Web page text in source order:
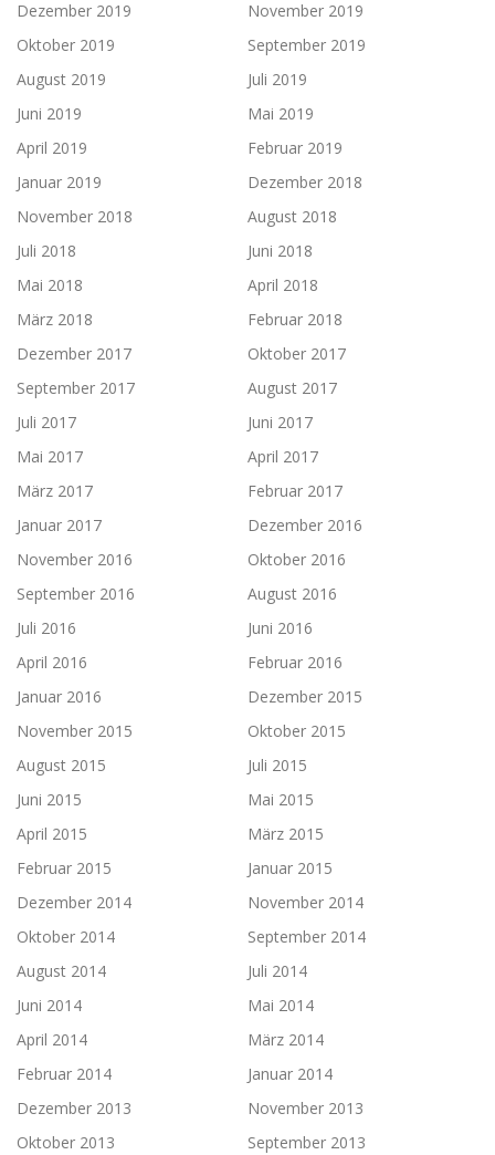
Dezember 2019
November 2019
Oktober 2019
September 2019
August 2019
Juli 2019
Juni 2019
Mai 2019
April 2019
Februar 2019
Januar 2019
Dezember 2018
November 2018
August 2018
Juli 2018
Juni 2018
Mai 2018
April 2018
März 2018
Februar 2018
Dezember 2017
Oktober 2017
September 2017
August 2017
Juli 2017
Juni 2017
Mai 2017
April 2017
März 2017
Februar 2017
Januar 2017
Dezember 2016
November 2016
Oktober 2016
September 2016
August 2016
Juli 2016
Juni 2016
April 2016
Februar 2016
Januar 2016
Dezember 2015
November 2015
Oktober 2015
August 2015
Juli 2015
Juni 2015
Mai 2015
April 2015
März 2015
Februar 2015
Januar 2015
Dezember 2014
November 2014
Oktober 2014
September 2014
August 2014
Juli 2014
Juni 2014
Mai 2014
April 2014
März 2014
Februar 2014
Januar 2014
Dezember 2013
November 2013
Oktober 2013
September 2013